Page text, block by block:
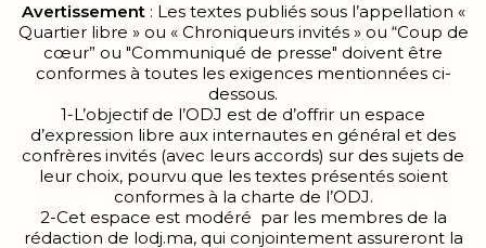
Avertissement: Les textes publiés sous l’appellation «
Quartier libre » ou « Chroniqueurs invités » ou “Coup de
cœur” ou "Communiqué de presse" doivent être
conformes à toutes les exigences mentionnées ci-
dessous.
1-L’objectif de l’ODJ est de d’offrir un espace
d’expression libre aux internautes en général et des
confrères invités (avec leurs accords) sur des sujets de
leur choix, pourvu que les textes présentés soient
conformes à la charte de l’ODJ.
2-Cet espace est modéré par les membres de la
rédaction de lodj.ma, qui conjointement assureront la